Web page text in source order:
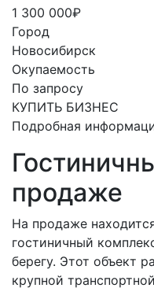
1 300 000₽
Город
Новосибирск
Окупаемость
По запросу
КУПИТЬ БИЗНЕС
Подробная
продаже
На продаже
гостиничный
берегу. Этот объект
крупной